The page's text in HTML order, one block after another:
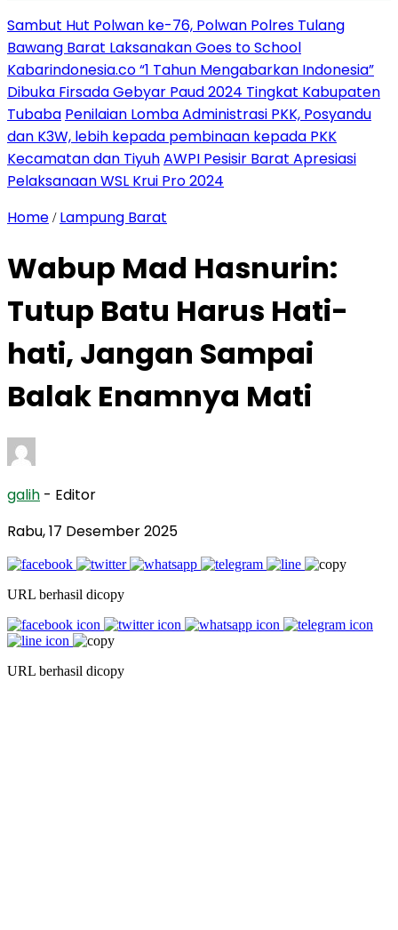
Sambut Hut Polwan ke-76, Polwan Polres Tulang
Bawang Barat Laksanakan Goes to School
Kabarindonesia.co “1 Tahun Mengabarkan Indonesia”
Dibuka Firsada Gebyar Paud 2024 Tingkat Kabupaten
Tubaba Penilaian Lomba Administrasi PKK, Posyandu
dan K3W, lebih kepada pembinaan kepada PKK
Kecamatan dan TiyuhAWPI Pesisir Barat Apresiasi
Pelaksanaan WSL Krui Pro 2024
Home / Lampung Barat
Wabup Mad Hasnurin:
Tutup Batu Harus Hati-
hati, Jangan Sampai
Balak Enamnya Mati
galih - Editor
Rabu, 17 Desember 2025
URL berhasil dicopy
URL berhasil dicopy